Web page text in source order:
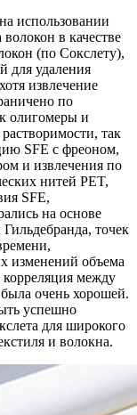
использовании
волокон в качестве
(по Сокслету),
для удаления
извлечение
по
олигомеры и
так
SFE с фреоном,
и извлечения по
нитей PET,
SFE,
на основе
точек
изменений объема
между
была очень хорошей.
успешно
для широкого
и волокна.